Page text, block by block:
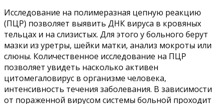
Исследование на полимеразная цепную реакцию
(ПЦР) позволяет выявить ДНК вируса в кровяных
тельцах и на слизистых. Для этого у больного берут
мазки из уретры, шейки матки, анализ мокроты или
слюны. Количественное исследование на ПЦР
позволяет увидеть насколько активен
цитомегаловирус в организме человека,
интенсивность течения заболевания. В зависимости
от пораженной вирусом системы больной проходит